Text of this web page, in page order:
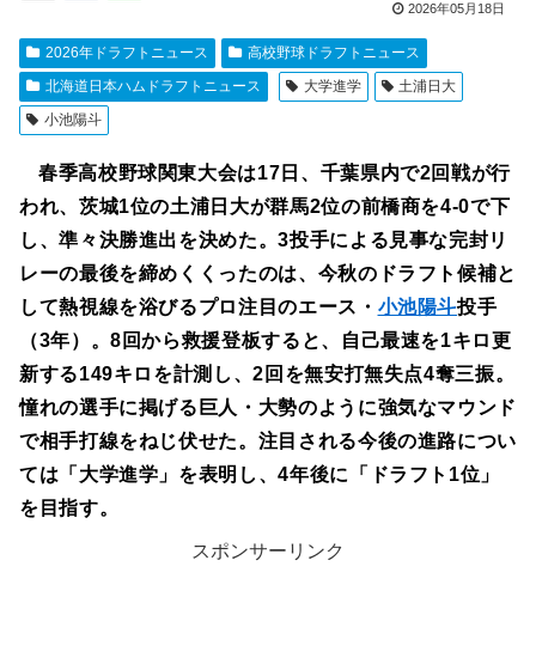
2026年05月18日
2026年ドラフトニュース
高校野球ドラフトニュース
北海道日本ハムドラフトニュース
大学進学
土浦日大
小池陽斗
春季高校野球関東大会は17日、千葉県内で2回戦が行
われ、茨城1位の土浦日大が群馬2位の前橋商を4-0で下
し、準々決勝進出を決めた。3投手による見事な完封リ
レーの最後を締めくくったのは、今秋のドラフト候補と
して熱視線を浴びるプロ注目のエース・ 小池陽斗投手
（3年）。8回から救援登板すると、自己最速を1キロ更
新する149キロを計測し、2回を無安打無失点4奪三振。
憧れの選手に掲げる巨人・大勢のように強気なマウンド
で相手打線をねじ伏せた。注目される今後の進路につい
ては「大学進学」を表明し、4年後に「ドラフト1位」
を目指す。
スポンサーリンク